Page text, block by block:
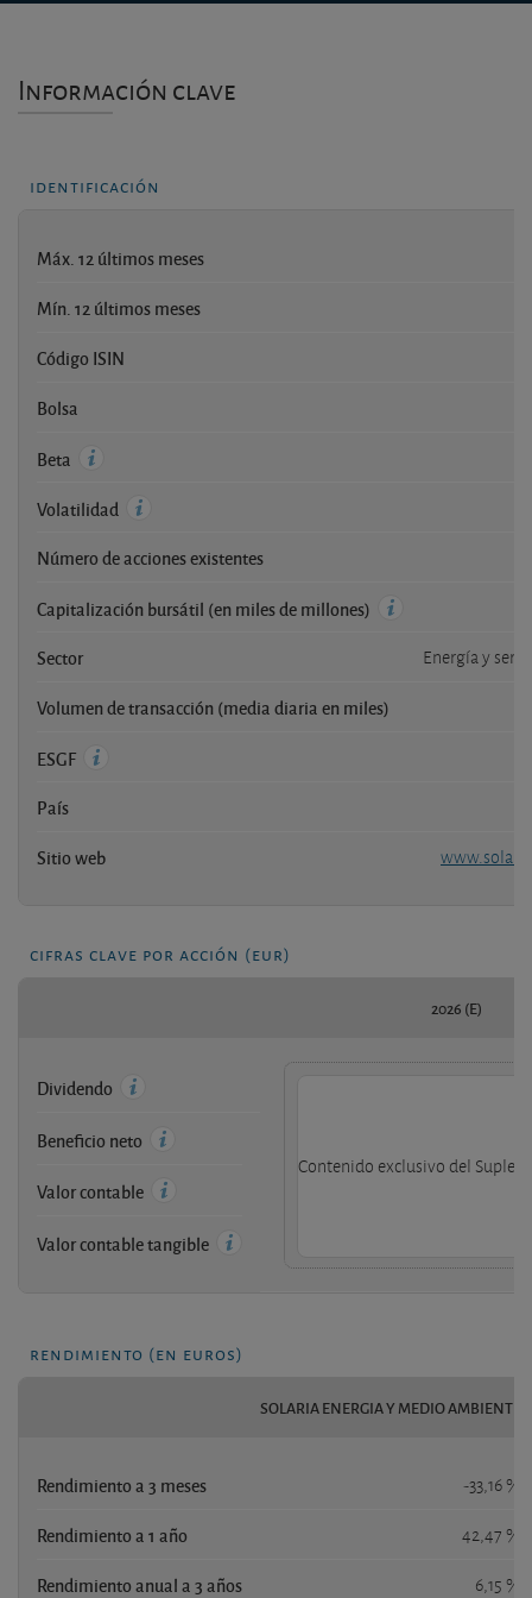
Información clave
identificación
Máx. 12 últimos meses
Mín. 12 últimos meses
Código ISIN
Bolsa
Beta
Volatilidad
Número de acciones existentes
Capitalización bursátil (en miles de millones)
Sector Energía y
Volumen de transacción (media diaria en miles)
ESGF
País
Sitio web
cifras clave por acción (eur)
2026 (E)
Dividendo
Contenido exclusivo del
Beneficio neto
Valor contable
Valor contable tangible
rendimiento (en euros)
SOLARIA ENERGIA Y MEDIO AMBIENTE
Rendimiento a 3 meses -33,16 %
Rendimiento a 1 año 42,47 %
Rendimiento anual a 3 años 6,15 %